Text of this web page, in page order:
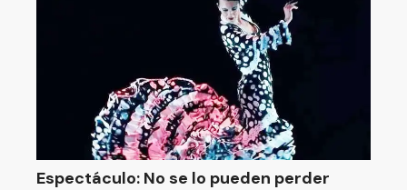
Espectáculo: No se lo pueden perder